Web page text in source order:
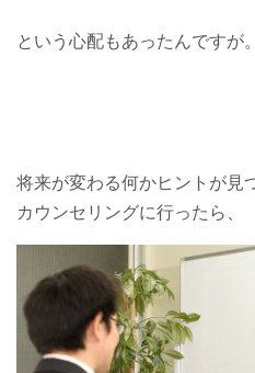
という心配もあったんですが
将来が変わる何かヒントが見
カウンセリングに行ったら、